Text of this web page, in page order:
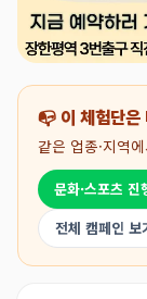
📭 이 체험단은
같은 업종·지역
문화·스포츠
전체 캠페인 보